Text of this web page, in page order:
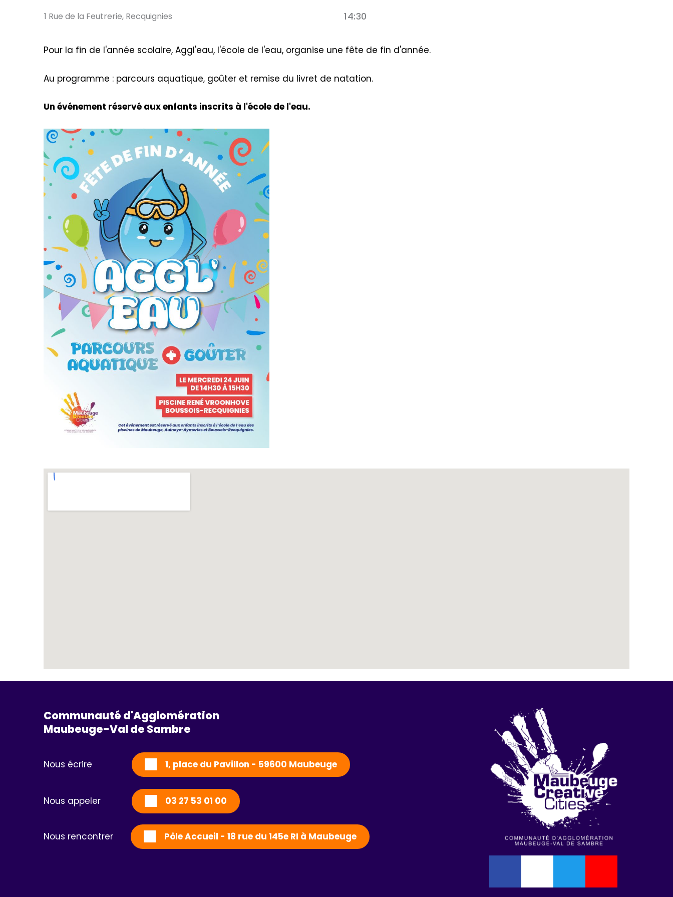
1 Rue de la Feutrerie, Recquignies 14:30
Pour la fin de l'année scolaire, Aggl'eau, l'école de l'eau, organise une fête de fin d'année.
Au programme : parcours aquatique, goûter et remise du livret de natation.
Un événement réservé aux enfants inscrits à l'école de l'eau.
Communauté d'Agglomération
Maubeuge-Val de Sambre
Nous écrire 1, place du Pavillon - 59600 Maubeuge
Nous appeler 03 27 53 01 00
Nous rencontrer Pôle Accueil - 18 rue du 145e RI à Maubeuge